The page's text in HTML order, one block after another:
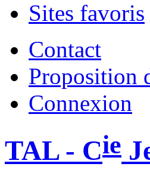
Sites favoris
Contact
Proposition
Connexion
TAL - Cie